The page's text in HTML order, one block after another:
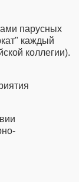
парусных
каждый
коллегии).